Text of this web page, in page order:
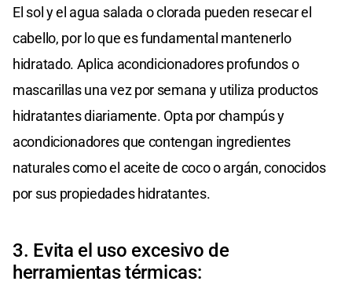
El sol y el agua salada o clorada pueden resecar el
cabello, por lo que es fundamental mantenerlo
hidratado. Aplica acondicionadores profundos o
mascarillas una vez por semana y utiliza productos
hidratantes diariamente. Opta por champús y
acondicionadores que contengan ingredientes
naturales como el aceite de coco o argán, conocidos
por sus propiedades hidratantes.
3. Evita el uso excesivo de
herramientas térmicas: